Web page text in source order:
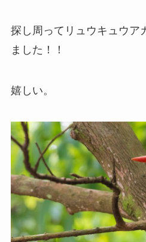
探し周ってリュウキュウア
ました！！
嬉しい。